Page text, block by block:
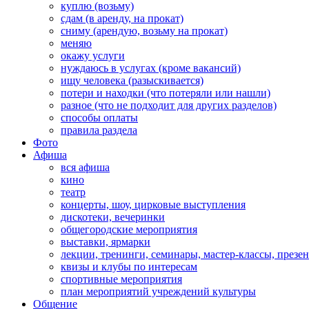
куплю (возьму)
сдам (в аренду, на прокат)
сниму (арендую, возьму на прокат)
меняю
окажу услуги
нуждаюсь в услугах (кроме вакансий)
ищу человека (разыскивается)
потери и находки (что потеряли или нашли)
разное (что не подходит для других разделов)
способы оплаты
правила раздела
Фото
Афиша
вся афиша
кино
театр
концерты, шоу, цирковые выступления
дискотеки, вечеринки
общегородские мероприятия
выставки, ярмарки
лекции, тренинги, семинары, мастер-классы,
квизы и клубы по интересам
спортивные мероприятия
план мероприятий учреждений культуры
Общение